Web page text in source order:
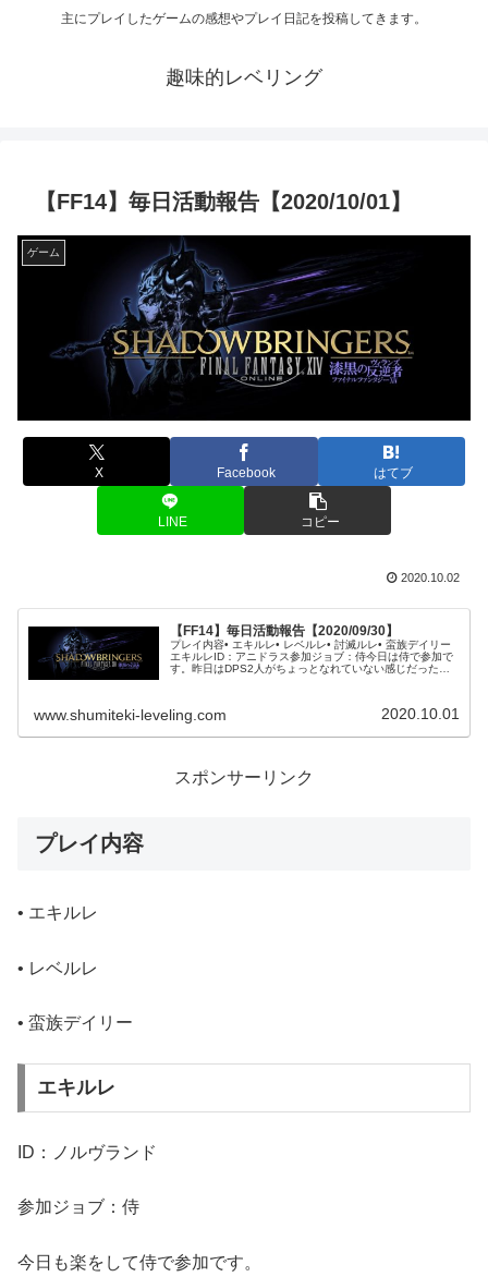
主にプレイしたゲームの感想やプレイ日記を投稿してきます。
趣味的レベリング
【FF14】毎日活動報告【2020/10/01】
ゲーム
X Facebook はてブ
LINE コピー
2020.10.02
【FF14】毎日活動報告【2020/09/30】
プレイ内容• エキルレ• レベルレ• 討滅ルレ• 蛮族デイリー
エキルレID：アニドラス参加ジョブ：侍今日は侍で参加で
す。昨日はDPS2人がちょっとなれていない感じだったの
www.shumiteki-leveling.com 2020.10.01
スポンサーリンク
プレイ内容
• エキルレ
• レベルレ
• 蛮族デイリー
エキルレ
ID：ノルヴランド
参加ジョブ：侍
今日も楽をして侍で参加です。